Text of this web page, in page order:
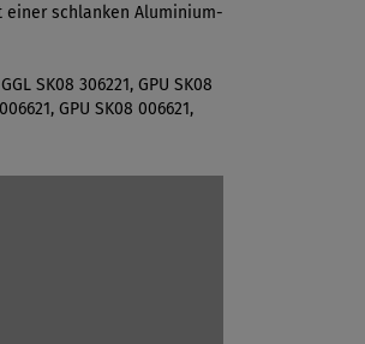
einer schlanken Aluminium-
SK08 306221, GPU SK08
GPU SK08 006621,